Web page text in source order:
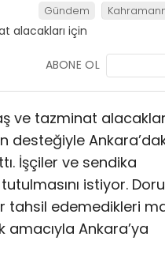
Gündem
ABONE OL
ve tazminat
desteğiyle
İşçiler ve sendika
istiyor.
tahsil edemedikleri
Ankara’ya